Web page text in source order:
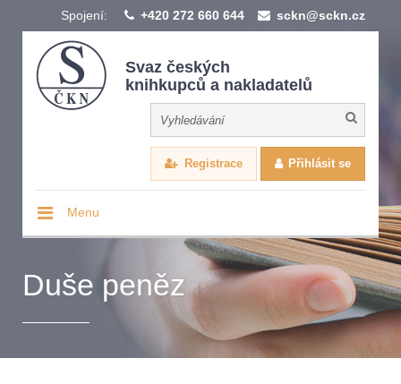
Spojení: +420 272 660 644 sckn@sckn.cz
Svaz českých
knihkupců a nakladatelů
Registrace Přihlásit se
Menu
Duše peněz